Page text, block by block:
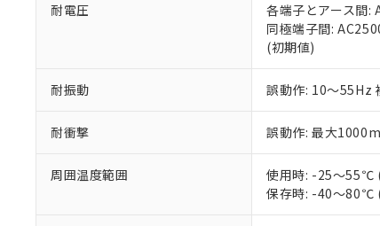
耐電圧
各端子とアース間
同極端子間:
(初期値)
耐振動 誤動作: 10～55Hz
耐衝撃 誤動作: 最大
周囲温度範囲
使用時: -25～55℃
保存時: -40～80℃